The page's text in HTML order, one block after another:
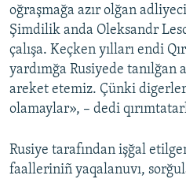
oğraşmağa azır olğan
Şimdilik anda Oleksandr
çalışa. Keçken yılları endi
yardımğa Rusiyede
areket etemiz. Çünki
olamaylar», – dedi
Rusiye tarafından işğal
faalleriniñ yaqalanuvı,